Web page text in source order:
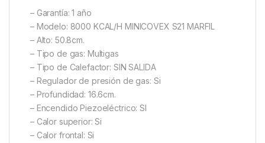
– Garantía: 1 año
– Modelo: 8000 KCAL/H MINICOVEX S21 MARFIL
– Alto: 50.8cm.
– Tipo de gas: Multigas
– Tipo de Calefactor: SIN SALIDA
– Regulador de presión de gas: Si
– Profundidad: 16.6cm.
– Encendido Piezoeléctrico: SI
– Calor superior: Si
– Calor frontal: Si